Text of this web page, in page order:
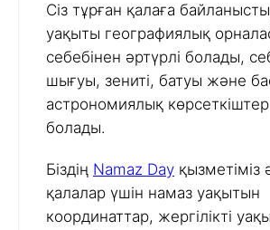
Сіз тұрған қалаға
уақыты географиялық
себебінен әртүрлі болады,
шығуы, зениті, батуы және
астрономиялық көрсеткіштер
болады.
Біздің Namaz Day қызметіміз
қалалар үшін намаз уақытын
координаттар, жергілікті